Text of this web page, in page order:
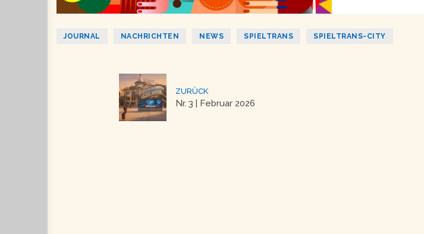
JOURNAL NACHRICHTEN NEWS SPIELTRANS SPIELTRANS-CITY
ZURÜCK
Nr. 3 | Februar 2026